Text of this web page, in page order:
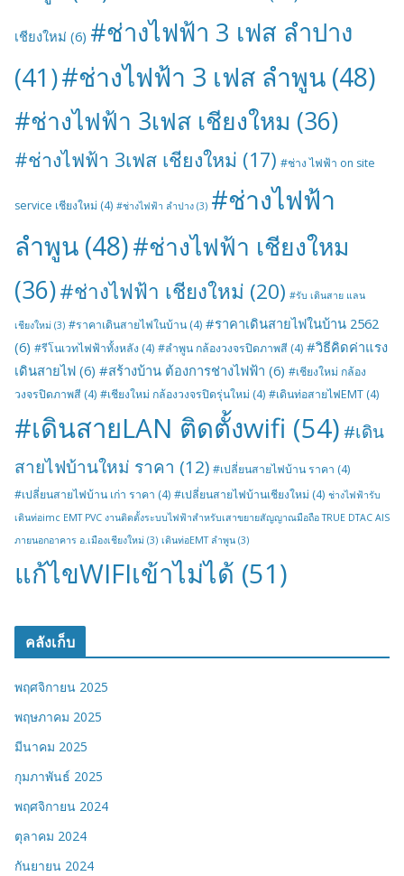
เชียงใหม่ (6) #ช่างไฟฟ้า 3 เฟส ลำปาง
(41)#ช่างไฟฟ้า 3 เฟส ลำพูน (48)
#ช่างไฟฟ้า 3เฟส เชียงใหม (36)
#ช่างไฟฟ้า 3เฟส เชียงใหม่ (17) #ช่าง ไฟฟ้า on site
service เชียงใหม่ (4) #ช่างไฟฟ้า ลำปาง (3) #ช่างไฟฟ้า
ลำพูน (48)#ช่างไฟฟ้า เชียงใหม
(36)#ช่างไฟฟ้า เชียงใหม่ (20) #รับ เดินสาย แลน
เชียงใหม่ (3) #ราคาเดินสายไฟในบ้าน (4) #ราคาเดินสายไฟในบ้าน 2562
(6) #รีโนเวทไฟฟ้าทั้งหลัง (4) #ลำพูน กล้องวงจรปิดภาพสี (4) #วิธีคิดค่าแรง
เดินสายไฟ (6) #สร้างบ้าน ต้องการช่างไฟฟ้า (6) #เชียงใหม่ กล้อง
วงจรปิดภาพสี (4) #เชียงใหม่ กล้องวงจรปิดรุ่นใหม่ (4) #เดินท่อสายไฟEMT (4)
#เดินสายLAN ติดตั้งwifi (54) #เดิน
สายไฟบ้านใหม่ ราคา (12) #เปลี่ยนสายไฟบ้าน ราคา (4)
#เปลี่ยนสายไฟบ้าน เก่า ราคา (4) #เปลี่ยนสายไฟบ้านเชียงใหม่ (4) ช่างไฟฟ้ารับ
เดินท่อimc EMT PVC งานติดตั้งระบบไฟฟ้าสำหรับเสาขยายสัญญาณมือถือ TRUE DTAC AIS
ภายนอกอาคาร อ.เมืองเชียงใหม่ (3) เดินท่อEMT ลำพูน (3)
แก้ไขWIFIเข้าไม่ได้ (51)
คลังเก็บ
พฤศจิกายน 2025
พฤษภาคม 2025
มีนาคม 2025
กุมภาพันธ์ 2025
พฤศจิกายน 2024
ตุลาคม 2024
กันยายน 2024